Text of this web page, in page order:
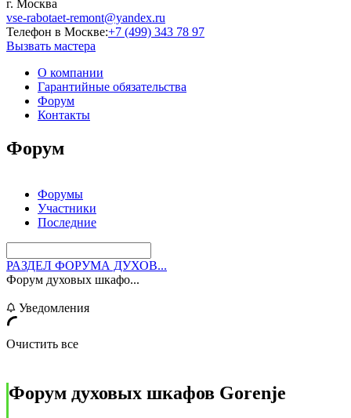
г. Москва
vse-rabotaet-remont@yandex.ru
Телефон в Москве:+7 (499) 343 78 97
Вызвать мастера
О компании
Гарантийные обязательства
Форум
Контакты
Форум
Форумы
Участники
Последние
РАЗДЕЛ ФОРУМА ДУХОВ...
Форум духовых шкафо...
Уведомления
Очистить все
Форум духовых шкафов Gorenje